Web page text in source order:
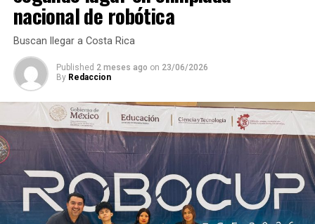
Armada de México (SEMAR) y Seguridad Pública, junto
nacional de robótica
Buscan llegar a Costa Rica
Published 2 meses ago on 23/06/2026
By Redaccion